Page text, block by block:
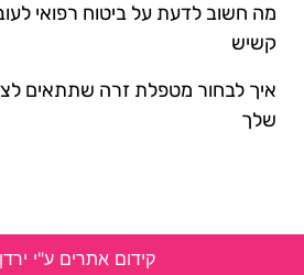
מה חשוב לדעת על ביטוח רפואי
קשיש
איך לבחור מטפלת זרה שתתאים
שלך
קידום אתרים ע"י